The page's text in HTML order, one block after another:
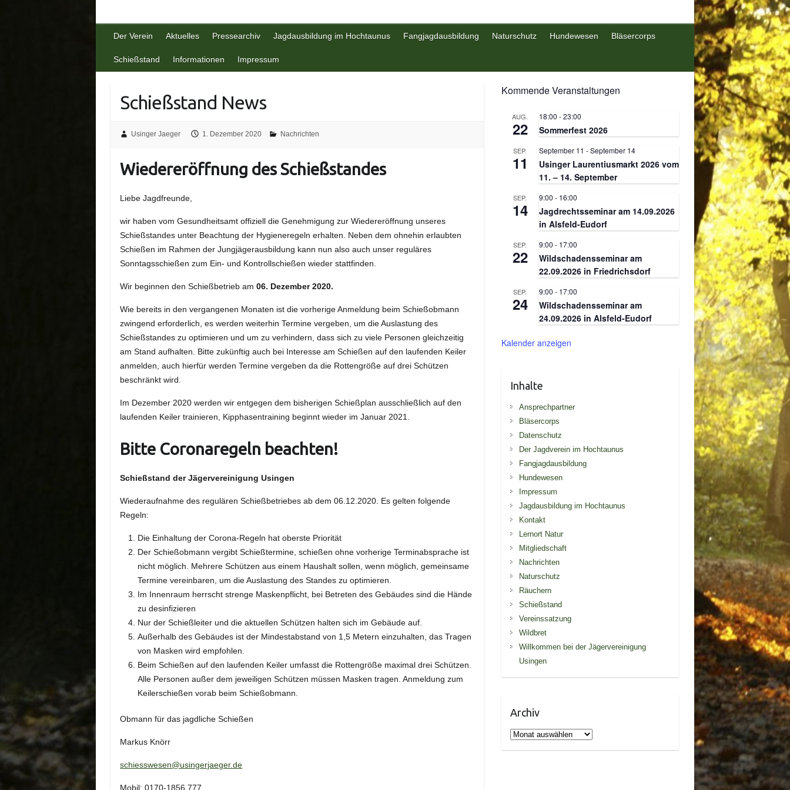
Der Verein Aktuelles Pressearchiv Jagdausbildung im Hochtaunus Fangjagdausbildung Naturschutz Hundewesen Bläsercorps
Schießstand Informationen Impressum
Schießstand News
Usinger Jaeger 1. Dezember 2020 Nachrichten
Wiedereröffnung des Schießstandes
Liebe Jagdfreunde,
wir haben vom Gesundheitsamt offiziell die Genehmigung zur Wiedereröffnung unseres
Schießstandes unter Beachtung der Hygieneregeln erhalten. Neben dem ohnehin erlaubten
Schießen im Rahmen der Jungjägerausbildung kann nun also auch unser reguläres
Sonntagsschießen zum Ein- und Kontrollschießen wieder stattfinden.
Wir beginnen den Schießbetrieb am06. Dezember 2020.
Wie bereits in den vergangenen Monaten ist die vorherige Anmeldung beim Schießobmann
zwingend erforderlich, es werden weiterhin Termine vergeben, um die Auslastung des
Schießstandes zu optimieren und um zu verhindern, dass sich zu viele Personen gleichzeitig
am Stand aufhalten. Bitte zukünftig auch bei Interesse am Schießen auf den laufenden Keiler
anmelden, auch hierfür werden Termine vergeben da die Rottengröße auf drei Schützen
beschränkt wird.
Im Dezember 2020 werden wir entgegen dem bisherigen Schießplan ausschließlich auf den
laufenden Keiler trainieren, Kipphasentraining beginnt wieder im Januar 2021.
Bitte Coronaregeln beachten!
Schießstand der Jägervereinigung Usingen
Wiederaufnahme des regulären Schießbetriebes ab dem 06.12.2020. Es gelten folgende
Regeln:
Die Einhaltung der Corona-Regeln hat oberste Priorität
Der Schießobmann vergibt Schießtermine, schießen ohne vorherige Terminabsprache ist
nicht möglich. Mehrere Schützen aus einem Haushalt sollen, wenn möglich, gemeinsame
Termine vereinbaren, um die Auslastung des Standes zu optimieren.
Im Innenraum herrscht strenge Maskenpflicht, bei Betreten des Gebäudes sind die Hände
zu desinfizieren
Nur der Schießleiter und die aktuellen Schützen halten sich im Gebäude auf.
Außerhalb des Gebäudes ist der Mindestabstand von 1,5 Metern einzuhalten, das Tragen
von Masken wird empfohlen.
Beim Schießen auf den laufenden Keiler umfasst die Rottengröße maximal drei Schützen.
Alle Personen außer dem jeweiligen Schützen müssen Masken tragen. Anmeldung zum
Keilerschießen vorab beim Schießobmann.
Obmann für das jagdliche Schießen
Markus Knörr
schiesswesen@usingerjaeger.de
Mobil: 0170-1856 777
Kommende Veranstaltungen
AUG.
22
18:00 -23:00
Sommerfest 2026
SEP.
11
September 11 -September 14
Usinger Laurentiusmarkt 2026 vom
11. – 14. September
SEP.
14
9:00 - 16:00
Jagdrechtsseminar am 14.09.2026
in Alsfeld-Eudorf
SEP.
22
9:00 - 17:00
Wildschadensseminar am
22.09.2026 in Friedrichsdorf
SEP.
24
9:00 - 17:00
Wildschadensseminar am
24.09.2026 in Alsfeld-Eudorf
Kalender anzeigen
Inhalte
Ansprechpartner
Bläsercorps
Datenschutz
Der Jagdverein im Hochtaunus
Fangjagdausbildung
Hundewesen
Impressum
Jagdausbildung im Hochtaunus
Kontakt
Lernort Natur
Mitgliedschaft
Nachrichten
Naturschutz
Räuchern
Schießstand
Vereinssatzung
Wildbret
Willkommen bei der Jägervereinigung
Usingen
Archiv
Archiv